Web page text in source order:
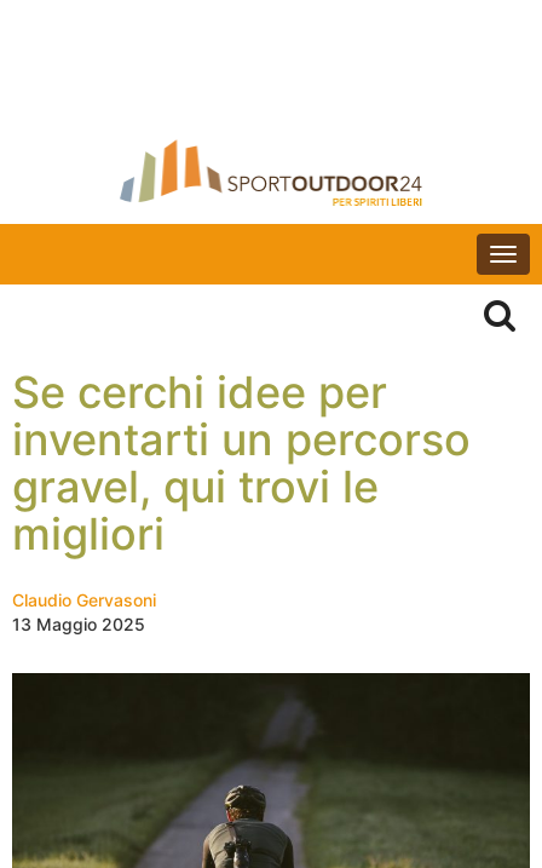
Se cerchi idee per
inventarti un percorso
gravel, qui trovi le
migliori
Claudio Gervasoni
13 Maggio 2025